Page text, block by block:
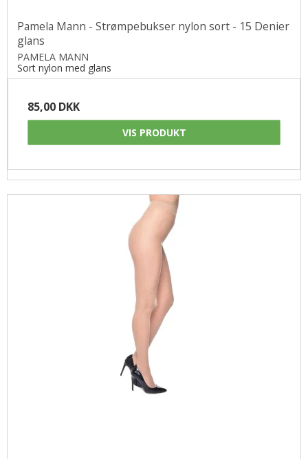
Pamela Mann - Strømpebukser nylon sort - 15 Denier
glans
PAMELA MANN
Sort nylon med glans
85,00 DKK
VIS PRODUKT